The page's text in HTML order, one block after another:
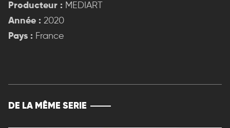
Producteur : MEDIART
Année : 2020
Pays : France
DE LA MÊME SERIE